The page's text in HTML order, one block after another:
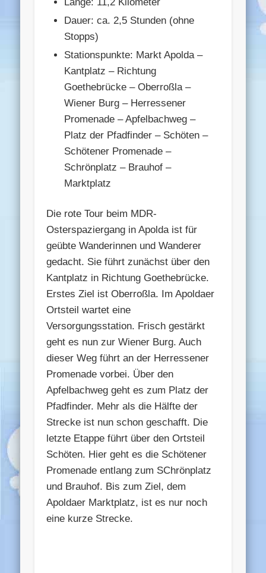
Dauer: ca. 2,5 Stunden (ohne
Stopps)
Stationspunkte: Markt Apolda –
Kantplatz – Richtung
Goethebrücke – Oberroßla –
Wiener Burg – Herressener
Promenade – Apfelbachweg –
Platz der Pfadfinder – Schöten –
Schötener Promenade –
Schrönplatz – Brauhof –
Marktplatz
Die rote Tour beim MDR-
Osterspaziergang in Apolda ist für
geübte Wanderinnen und Wanderer
gedacht. Sie führt zunächst über den
Kantplatz in Richtung Goethebrücke.
Erstes Ziel ist Oberroßla. Im Apoldaer
Ortsteil wartet eine
Versorgungsstation. Frisch gestärkt
geht es nun zur Wiener Burg. Auch
dieser Weg führt an der Herressener
Promenade vorbei. Über den
Apfelbachweg geht es zum Platz der
Pfadfinder. Mehr als die Hälfte der
Strecke ist nun schon geschafft. Die
letzte Etappe führt über den Ortsteil
Schöten. Hier geht es die Schötener
Promenade entlang zum SChrönplatz
und Brauhof. Bis zum Ziel, dem
Apoldaer Marktplatz, ist es nur noch
eine kurze Strecke.